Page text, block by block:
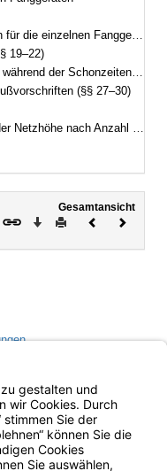
Fanggeräte (§§ 7–18)
19–22)
der Schonzeiten (§§ 23–26)
(§§ 27–30)
nach Anzahl der Maschen
Gesamtansicht
Download
DruckenVorheriges
Fanggeräte